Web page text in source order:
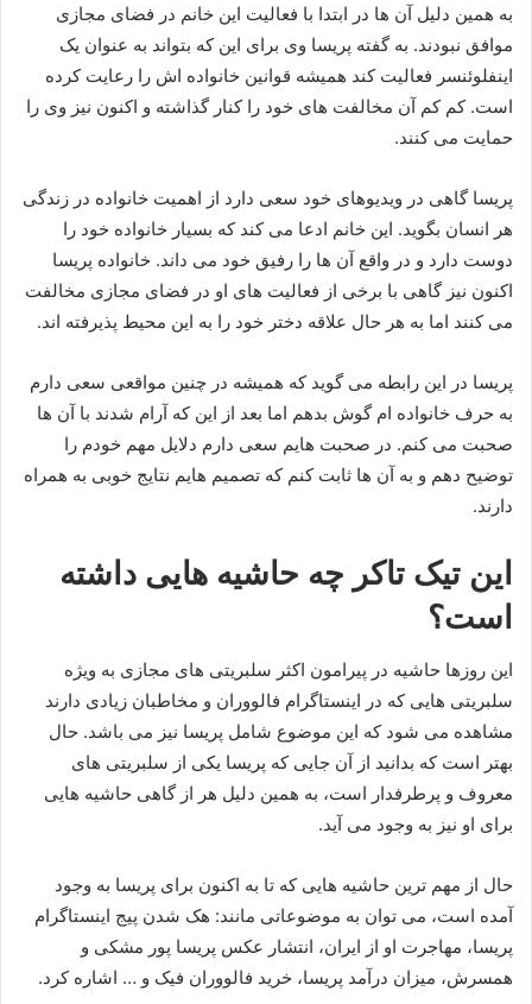
به همین دلیل آن ها در ابتدا با فعالیت این خانم در فضای مجازی
موافق نبودند. به گفته پریسا وی برای این که بتواند به عنوان یک
اینفلوئنسر فعالیت کند همیشه قوانین خانواده اش را رعایت کرده
است. کم کم آن مخالفت های خود را کنار گذاشته و اکنون نیز وی را
حمایت می کنند.
پریسا گاهی در ویدیوهای خود سعی دارد از اهمیت خانواده در زندگی
هر انسان بگوید. این خانم ادعا می کند که بسیار خانواده خود را
دوست دارد و در واقع آن ها را رفیق خود می داند. خانواده پریسا
اکنون نیز گاهی با برخی از فعالیت های او در فضای مجازی مخالفت
می کنند اما به هر حال علاقه دختر خود را به این محیط پذیرفته اند.
پریسا در این رابطه می گوید که همیشه در چنین مواقعی سعی دارم
به حرف خانواده ام گوش بدهم اما بعد از این که آرام شدند با آن ها
صحبت می کنم. در صحبت هایم سعی دارم دلایل مهم خودم را
توضیح دهم و به آن ها ثابت کنم که تصمیم هایم نتایج خوبی به همراه
دارند.
این تیک تاکر چه حاشیه هایی داشته
است؟
این روزها حاشیه در پیرامون اکثر سلبریتی های مجازی به ویژه
سلبریتی هایی که در اینستاگرام فالووران و مخاطبان زیادی دارند
مشاهده می شود که این موضوع شامل پریسا نیز می باشد. حال
بهتر است که بدانید از آن جایی که پریسا یکی از سلبریتی های
معروف و پرطرفدار است، به همین دلیل هر از گاهی حاشیه‌ هایی
برای او نیز به وجود می آید.
حال از مهم ترین حاشیه هایی که تا به اکنون برای پریسا به وجود
آمده است، می توان به موضوعاتی مانند: هک شدن پیج اینستاگرام
پریسا، مهاجرت او از ایران، انتشار عکس پریسا پور مشکی و
همسرش، میزان درآمد پریسا، خرید فالووران فیک و … اشاره کرد.